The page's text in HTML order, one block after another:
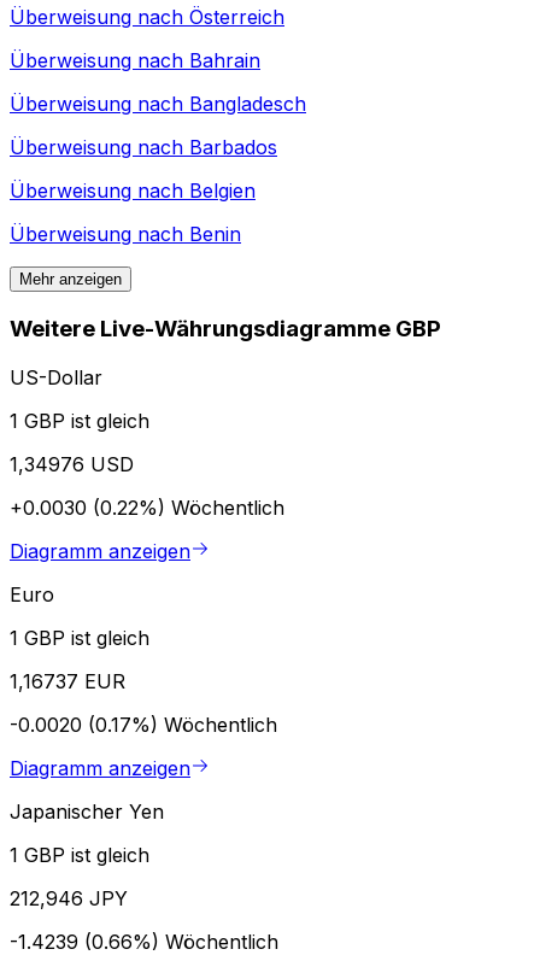
Überweisung nach Österreich
Überweisung nach Bahrain
Überweisung nach Bangladesch
Überweisung nach Barbados
Überweisung nach Belgien
Überweisung nach Benin
Mehr anzeigen
Weitere Live-Währungsdiagramme GBP
US-Dollar
1 GBP ist gleich
1,34976 USD
+0.0030 (0.22%) Wöchentlich
Diagramm anzeigen
Euro
1 GBP ist gleich
1,16737 EUR
-0.0020 (0.17%) Wöchentlich
Diagramm anzeigen
Japanischer Yen
1 GBP ist gleich
212,946 JPY
-1.4239 (0.66%) Wöchentlich